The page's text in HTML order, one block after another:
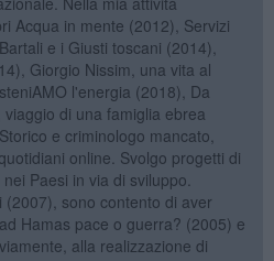
Acqua in mente (2012), Servizi
e i Giusti toscani (2014),
Giorgio Nissim, una vita al
l'energia (2018), Da
di una famiglia ebrea
e criminologo mancato,
online. Svolgo progetti di
Paesi in via di sviluppo.
sono contento di aver
Hamas pace o guerra? (2005) e
alla realizzazione di